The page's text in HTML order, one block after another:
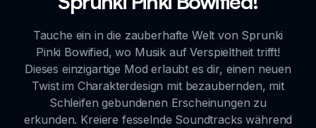
Tauche ein in die zauberhafte Welt von Sprunki
Pinki Bowified, wo Musik auf Verspieltheit trifft!
Dieses einzigartige Mod erlaubt es dir, einen neuen
Twist im Charakterdesign mit bezaubernden, mit
Schleifen gebundenen Erscheinungen zu
erkunden. Kreiere fesselnde Soundtracks während